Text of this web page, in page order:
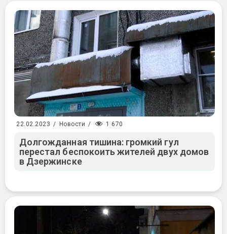
22.02.2023 / Новости / 1 670
Долгожданная тишина: громкий гул
перестал беспокоить жителей двух домов
в Дзержинске